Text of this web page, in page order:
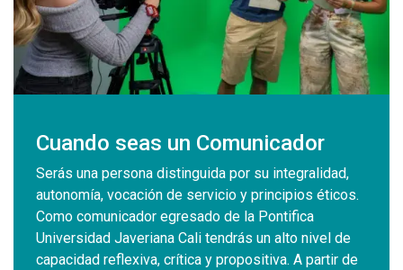
Cuando seas un Comunicador
Serás una persona distinguida por su integralidad,
autonomía, vocación de servicio y principios éticos.
Como comunicador egresado de la Pontifica
Universidad Javeriana Cali tendrás un alto nivel de
capacidad reflexiva, crítica y propositiva. A partir de